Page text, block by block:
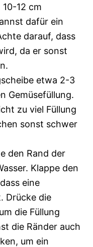
12 cm
dafür ein
darauf, dass
da er sonst
etwa 2-3
Gemüsefüllung.
zu viel Füllung
sonst schwer
den Rand der
Klappe den
eine
Drücke die
die Füllung
die Ränder auch
um ein